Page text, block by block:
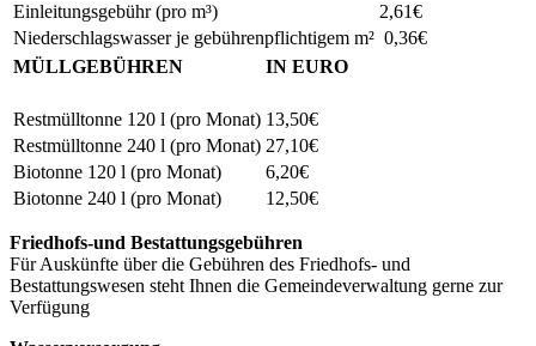
Einleitungsgebühr (pro m³)
2,61€
Niederschlagswasser je gebührenpflichtigem m² 0,36€
MÜLLGEBÜHREN
IN EURO
Restmülltonne 120 l (pro Monat) 13,50€
Restmülltonne 240 l (pro Monat) 27,10€
Biotonne 120 l (pro Monat)
6,20€
Biotonne 240 l (pro Monat)
12,50€
Friedhofs-und Bestattungsgebühren
Für Auskünfte über die Gebühren des Friedhofs- und
Bestattungswesen steht Ihnen die Gemeindeverwaltung gerne zur
Verfügung